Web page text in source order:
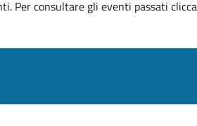
Per consultare gli eventi passati clicca